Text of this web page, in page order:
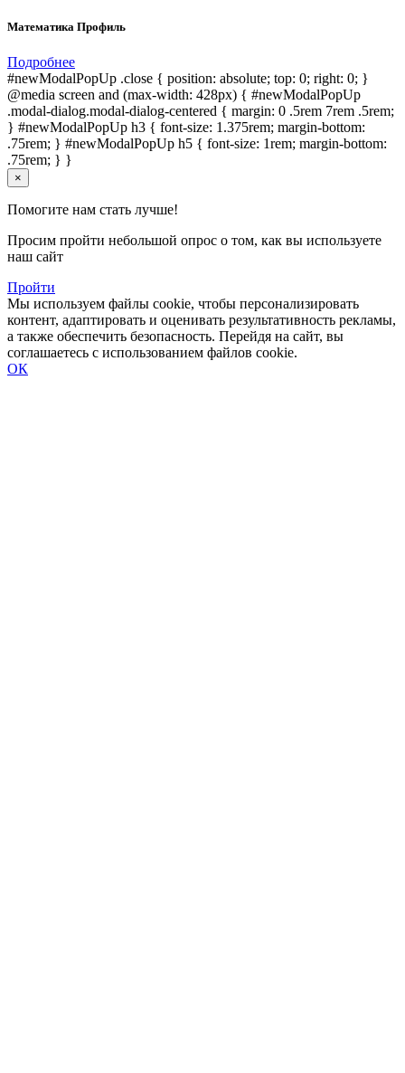
Математика Профиль
Подробнее
#newModalPopUp .close { position: absolute; top: 0; right: 0; }
@media screen and (max-width: 428px) { #newModalPopUp
.modal-dialog.modal-dialog-centered { margin: 0 .5rem 7rem .5rem;
} #newModalPopUp h3 { font-size: 1.375rem; margin-bottom:
.75rem; } #newModalPopUp h5 { font-size: 1rem; margin-bottom:
.75rem; } }
×
Помогите нам стать лучше!
Просим пройти небольшой опрос о том, как вы используете
наш сайт
Пройти
Мы используем файлы cookie, чтобы персонализировать
контент, адаптировать и оценивать результативность рекламы,
а также обеспечить безопасность. Перейдя на сайт, вы
соглашаетесь с использованием файлов cookie.
ОК